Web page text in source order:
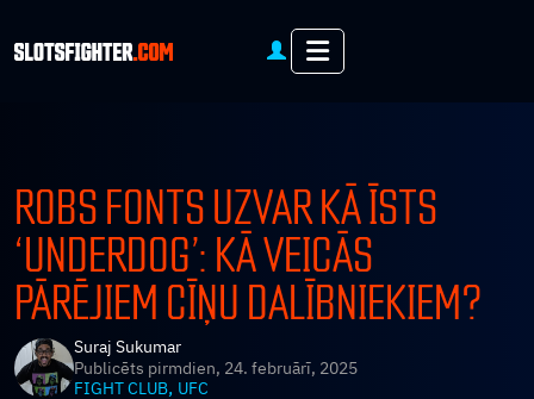
Menu
ROBS FONTS UZVAR KĀ ĪSTS
‘UNDERDOG’: KĀ VEICĀS
PĀRĒJIEM CĪŅU DALĪBNIEKIEM?
Suraj Sukumar
Publicēts pirmdien, 24. februārī, 2025
FIGHT CLUB, UFC